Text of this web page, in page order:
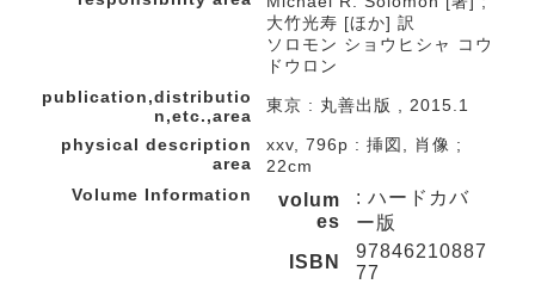
大竹光寿 [ほか] 訳
ソロモン ショウヒシャ コウ
ドウロン
publication,distributio
n,etc.,area
東京 : 丸善出版 , 2015.1
physical description
area
xxv, 796p : 挿図, 肖像 ;
22cm
Volume Information
volum
es
: ハードカバ
ー版
ISBN
97846210887
77